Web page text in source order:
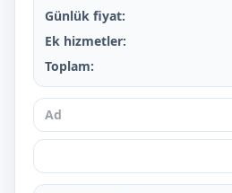
Günlük fiyat:
Ek hizmetler:
Toplam: